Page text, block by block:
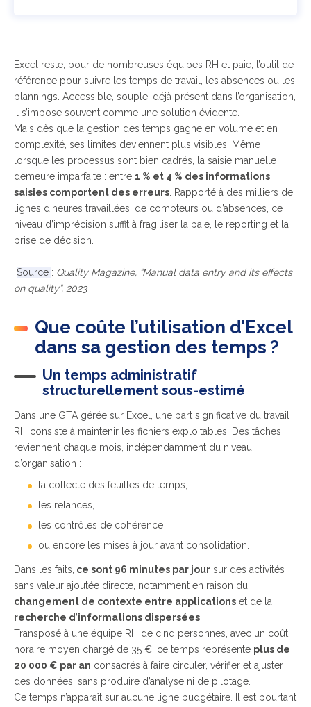
Excel reste, pour de nombreuses équipes RH et paie, l’outil de
référence pour suivre les temps de travail, les absences ou les
plannings. Accessible, souple, déjà présent dans l’organisation,
il s’impose souvent comme une solution évidente.
Mais dès que la gestion des temps gagne en volume et en
complexité, ses limites deviennent plus visibles. Même
lorsque les processus sont bien cadrés, la saisie manuelle
demeure imparfaite : entre 1 % et 4 % des informations
saisies comportent des erreurs . Rapporté à des milliers de
lignes d’heures travaillées, de compteurs ou d’absences, ce
niveau d’imprécision suffit à fragiliser la paie, le reporting et la
prise de décision.
Source : Quality Magazine, “Manual data entry and its effects
on quality”, 2023
Que coûte l’utilisation d’Excel
dans sa gestion des temps ?
Un temps administratif
structurellement sous-estimé
Dans une GTA gérée sur Excel, une part significative du travail
RH consiste à maintenir les fichiers exploitables. Des tâches
reviennent chaque mois, indépendamment du niveau
d’organisation :
la collecte des feuilles de temps,
les relances,
les contrôles de cohérence
ou encore les mises à jour avant consolidation.
Dans les faits, ce sont 96 minutes par jour sur des activités
sans valeur ajoutée directe, notamment en raison du
changement de contexte entre applications et de la
recherche d’informations dispersées
Transposé à une équipe RH de cinq personnes, avec un coût
horaire moyen chargé de 35 €, ce temps représente plus de
20 000 € par an consacrés à faire circuler, vérifier et ajuster
des données, sans produire d’analyse ni de pilotage.
Ce temps n’apparaît sur aucune ligne budgétaire. Il est pourtant